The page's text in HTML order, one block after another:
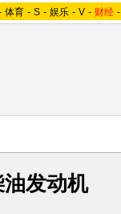
体育 - S - 娱乐 - V - 财经 -
发动机